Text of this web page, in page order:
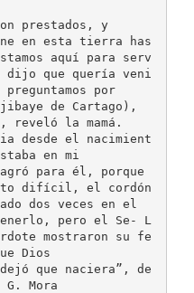
prestados, y
en esta tierra has
aquí para serv
dijo que quería veni
por
de Cartago),
reveló la mamá.
desde el nacimient
en mi
para él, porque
difícil, el cordón
dos veces en el
pero el Se- L
mostraron su fe
Dios
que naciera”, de
Mora